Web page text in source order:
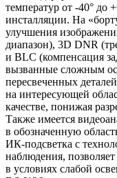
температур от -40° до
инсталляции. На
улучшения
диапазон), 3D DNR
и BLC (компенсация
вызванные сложным
пересвеченных
на интересующей
качестве, понижая
Также имеется
в обозначенную
ИК-подсветка с
наблюдения,
в условиях слабой